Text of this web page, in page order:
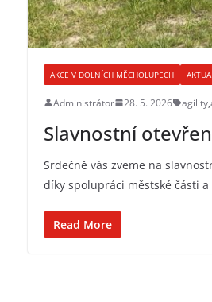
AKCE V DOLNÍCH MĚCHOLUPECH
Administrátor 28. 5. 2026 agility,
Slavnostní
Srdečně vás zveme na
díky spolupráci městské části a
Read More